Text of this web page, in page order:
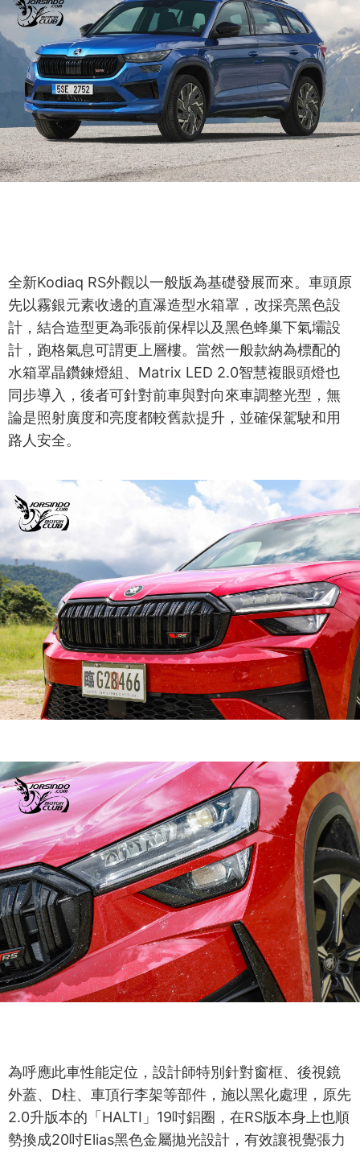
全新Kodiaq RS外觀以一般版為基礎發展而來。車頭原
先以霧銀元素收邊的直瀑造型水箱罩，改採亮黑色設
計，結合造型更為乖張前保桿以及黑色蜂巢下氣壩設
計，跑格氣息可謂更上層樓。當然一般款納為標配的
水箱罩晶鑽鍊燈組、Matrix LED 2.0智慧複眼頭燈也
同步導入，後者可針對前車與對向來車調整光型，無
論是照射廣度和亮度都較舊款提升，並確保駕駛和用
路人安全。
為呼應此車性能定位，設計師特別針對窗框、後視鏡
外蓋、D柱、車頂行李架等部件，施以黑化處理，原先
2.0升版本的「HALTI」19吋鋁圈，在RS版本身上也順
勢換成20吋Elias黑色金屬拋光設計，有效讓視覺張力